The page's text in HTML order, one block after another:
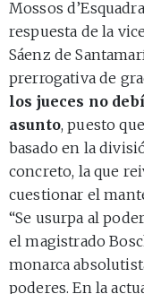
Mossos
respuesta de la
Sáenz de
prerrogativa de
los jueces no
asunto, puesto
basado en la
concreto, la que
cuestionar el
“Se usurpa al
el magistrado
monarca
poderes. En la